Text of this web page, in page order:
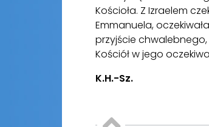
Kościoła. Z Izraelem
Emmanuela,
przyjście
Kościół w jego
K.H.-Sz.